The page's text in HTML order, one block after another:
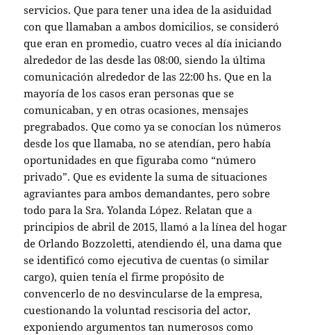
servicios. Que para tener una idea de la asiduidad
con que llamaban a ambos domicilios, se consideró
que eran en promedio, cuatro veces al día iniciando
alrededor de las desde las 08:00, siendo la última
comunicación alrededor de las 22:00 hs. Que en la
mayoría de los casos eran personas que se
comunicaban, y en otras ocasiones, mensajes
pregrabados. Que como ya se conocían los números
desde los que llamaba, no se atendían, pero había
oportunidades en que figuraba como “número
privado”. Que es evidente la suma de situaciones
agraviantes para ambos demandantes, pero sobre
todo para la Sra. Yolanda López. Relatan que a
principios de abril de 2015, llamó a la línea del hogar
de Orlando Bozzoletti, atendiendo él, una dama que
se identificó como ejecutiva de cuentas (o similar
cargo), quien tenía el firme propósito de
convencerlo de no desvincularse de la empresa,
cuestionando la voluntad rescisoria del actor,
exponiendo argumentos tan numerosos como